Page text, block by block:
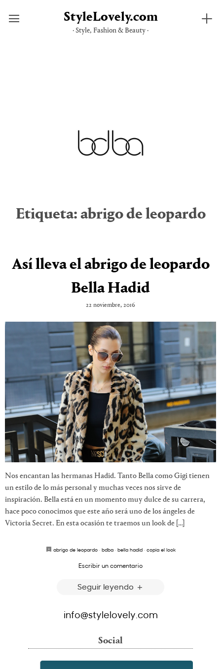
StyleLovely.com
· Style, Fashion & Beauty ·
Etiqueta: abrigo de leopardo
Así lleva el abrigo de leopardo
Bella Hadid
22 noviembre, 2016
Nos encantan las hermanas Hadid. Tanto Bella como Gigi tienen
un estilo de lo más personal y muchas veces nos sirve de
inspiración. Bella está en un momento muy dulce de su carrera,
hace poco conocimos que este año será uno de los ángeles de
Victoria Secret. En esta ocasión te traemos un look de […]
abrigo de leopardo· bdba· bella hadid· copia el look
Escribir un comentario
Seguir leyendo
info@stylelovely.com
Social